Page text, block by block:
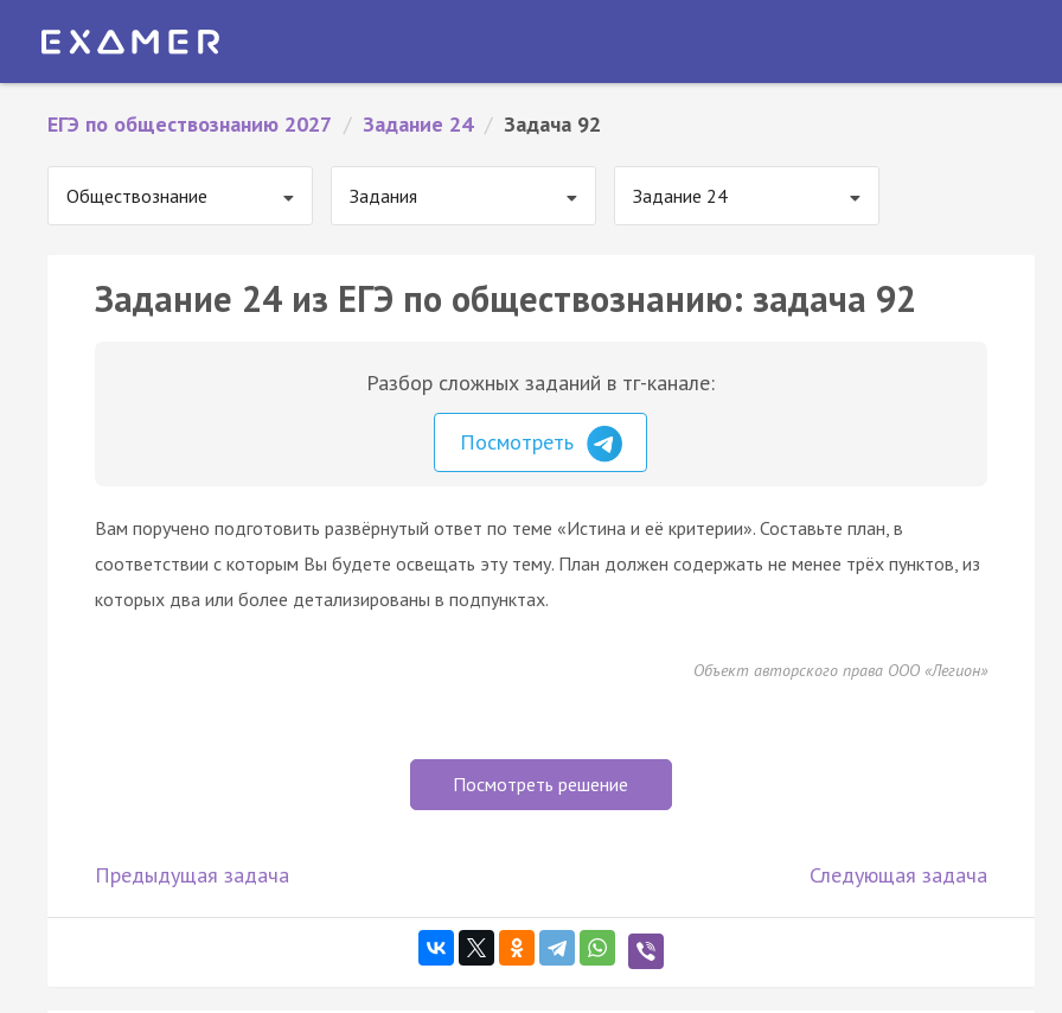
ЕГЭ по обществознанию 2027 / Задание 24 / Задача 92
Обществознание Задания Задание 24
Задание 24 из ЕГЭ по обществознанию: задача 92
Разбор сложных заданий в тг-канале:
Посмотреть
Вам поручено подготовить развёрнутый ответ по теме «Истина и её критерии». Составьте план, в
соответствии с которым Вы будете освещать эту тему. План должен содержать не менее трёх пунктов, из
которых два или более детализированы в подпунктах.
Объект авторского права ООО «Легион»
Посмотреть решение
Предыдущая задача Следующая задача